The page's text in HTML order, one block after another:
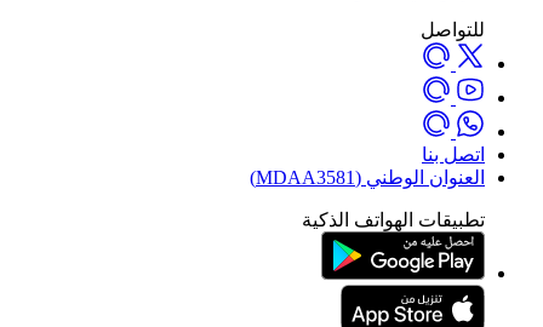
للتواصل
اتصل بنا
العنوان الوطني (MDAA3581)
تطبيقات الهواتف الذكية